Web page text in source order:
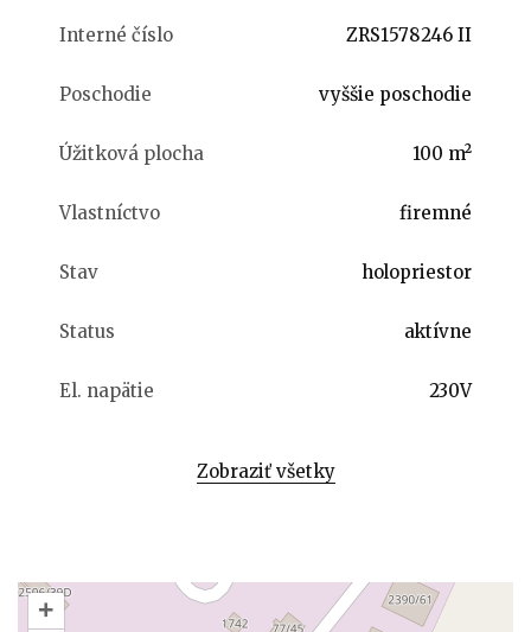
Interné číslo ZRS1578246 II
Poschodie vyššie poschodie
Úžitková plocha 100 m²
Vlastníctvo firemné
Stav holopriestor
Status aktívne
El. napätie 230V
Zobraziť všetky
+